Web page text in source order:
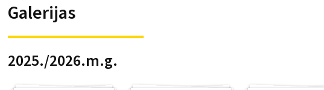
Galerijas
2025./2026.m.g.